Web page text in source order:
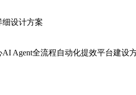
设计方案
Agent全流程自动化提效平台建设